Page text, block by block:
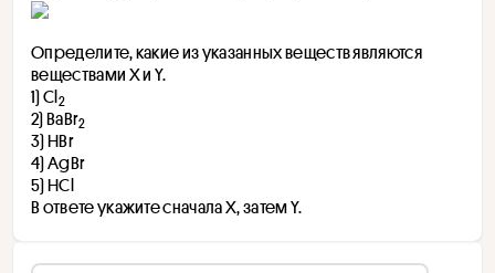
Определите, какие из указанных веществ являются
веществами Х и Y.
1) Cl2
2) BaBr2
3) HBr
4) AgBr
5) HCl
В ответе укажите сначала X, затем Y.